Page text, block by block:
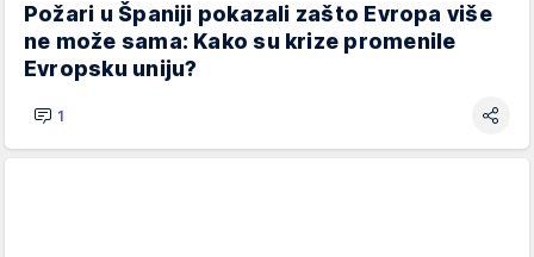
Požari u Španiji pokazali zašto Evropa više
ne može sama: Kako su krize promenile
Evropsku uniju?
1